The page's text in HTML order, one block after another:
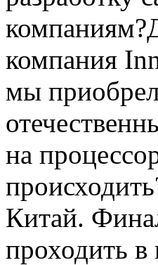
компания
мы
на
Китай.
проходить